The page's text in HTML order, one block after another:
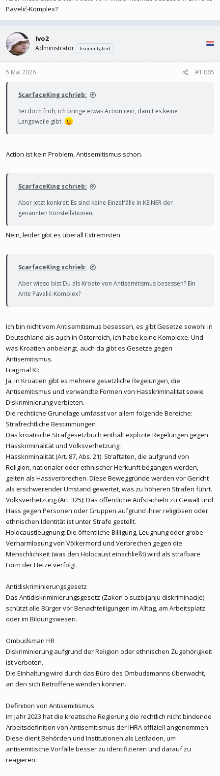
von Cookies
Das ist bei weitem kein Einzelfall.
Pavelić-Komplex?
Ivo2
Administrator Teammitglied
5 Mai 2026 #1.065
ScarfaceKing schrieb:
Sei doch froh, ich bringe etwas Action rein, damit es keine
Langeweile gibt.
Action ist kein Problem, Antisemitismus schon.
ScarfaceKing schrieb:
Aber jetzt konkret: Es sind keine Einzelfälle in KEINER der
genannten Konstellationen.
Nein, leider gibt es überall Extremisten.
ScarfaceKing schrieb:
Aber wieso bist Du als Kroate von Antisemitismus besessen? Ein
Ante Pavelić-Komplex?
Ich bin nicht vom Antisemitismus besessen, es gibt Gesetze sowohl in
Deutschland als auch in Österreich, ich habe keine Komplexe. Und
was Kroatien anbelangt, auch da gibt es Gesetze gegen
Antisemitismus.
Frag mal KI:
Ja, in Kroatien gibt es mehrere gesetzliche Regelungen, die
Antisemitismus und verwandte Formen von Hasskriminalität sowie
Diskriminierung verbieten.
Die rechtliche Grundlage umfasst vor allem folgende Bereiche:
Strafrechtliche Bestimmungen
Das kroatische Strafgesetzbuch enthält explizite Regelungen gegen
Hasskriminalität und Volksverhetzung:
Hasskriminalität (Art. 87, Abs. 21): Straftaten, die aufgrund von
Religion, nationaler oder ethnischer Herkunft begangen werden,
gelten als Hassverbrechen. Diese Beweggründe werden vor Gericht
als erschwerender Umstand gewertet, was zu höheren Strafen führt.
Volksverhetzung (Art. 325): Das öffentliche Aufstacheln zu Gewalt und
Hass gegen Personen oder Gruppen aufgrund ihrer religiösen oder
ethnischen Identität ist unter Strafe gestellt.
Holocaustleugnung: Die öffentliche Billigung, Leugnung oder grobe
Verharmlosung von Völkermord und Verbrechen gegen die
Menschlichkeit (was den Holocaust einschließt) wird als strafbare
Form der Hetze verfolgt.
Antidiskriminierungsgesetz
Das Antidiskriminierungsgesetz (Zakon o suzbijanju diskriminacije)
schützt alle Bürger vor Benachteiligungen im Alltag, am Arbeitsplatz
oder im Bildungswesen.
Ombudsman HR
Diskriminierung aufgrund der Religion oder ethnischen Zugehörigkeit
ist verboten.
Die Einhaltung wird durch das Büro des Ombudsmanns überwacht,
an den sich Betroffene wenden können.
Definition von Antisemitismus
Im Jahr 2023 hat die kroatische Regierung die rechtlich nicht bindende
Arbeitsdefinition von Antisemitismus der IHRA offiziell angenommen.
Diese dient Behörden und Institutionen als Leitfaden, um
antisemitische Vorfälle besser zu identifizieren und darauf zu
reagieren.